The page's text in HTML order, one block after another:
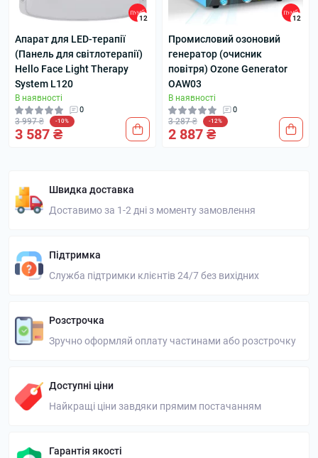
12
Апарат для LED-терапії
(Панель для світлотерапії)
Hello Face Light Therapy
System L120
В наявності
0
3 997 ₴ -10%
3 587 ₴
12
Промисловий озоновий
генератор (очисник
повітря) Ozone Generator
OAW03
В наявності
0
3 287 ₴ -12%
2 887 ₴
Швидка доставка
Доставимо за 1-2 дні з моменту замовлення
Підтримка
Служба підтримки клієнтів 24/7 без вихідних
Розстрочка
Зручно оформляй оплату частинами або розстрочку
Доступні ціни
Найкращі ціни завдяки прямим постачанням
Гарантія якості